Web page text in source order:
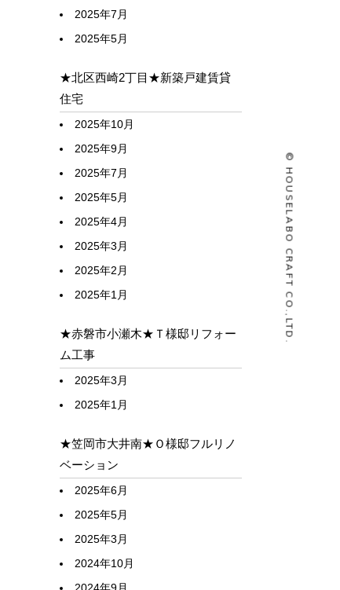
2025年7月
2025年5月
★北区西崎2丁目★新築戸建賃貸
住宅
2025年10月
2025年9月
2025年7月
2025年5月
2025年4月
2025年3月
2025年2月
2025年1月
★赤磐市小瀬木★Ｔ様邸リフォー
ム工事
2025年3月
2025年1月
★笠岡市大井南★Ｏ様邸フルリノ
ベーション
2025年6月
2025年5月
2025年3月
2024年10月
© HOUSELABO CRAFT CO.,LTD.